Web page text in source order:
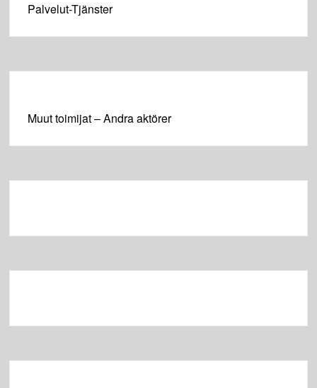
Palvelut-Tjänster
Muut toimijat – Andra aktörer